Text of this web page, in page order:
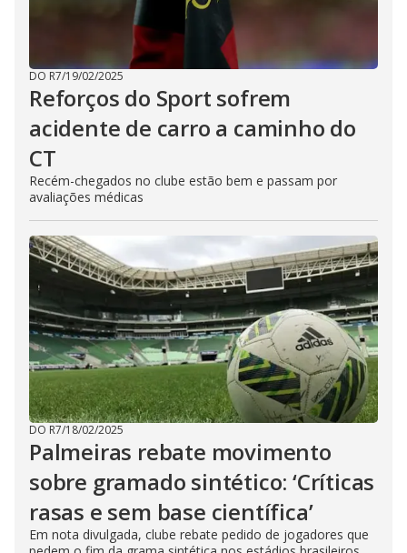
DO R7/19/02/2025
Reforços do Sport sofrem
acidente de carro a caminho do
CT
Recém-chegados no clube estão bem e passam por
avaliações médicas
DO R7/18/02/2025
Palmeiras rebate movimento
sobre gramado sintético: ‘Críticas
rasas e sem base científica’
Em nota divulgada, clube rebate pedido de jogadores que